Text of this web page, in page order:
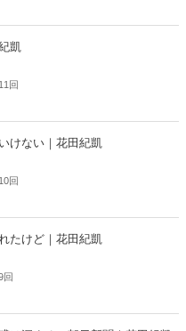
ェス・ミッチェル著（中央公論新社
凱
回
けない｜花田紀凱
回
たけど｜花田紀凱
回